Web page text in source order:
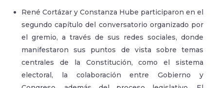
René Cortázar y Constanza Hube participaron en el
segundo capítulo del conversatorio organizado por
el gremio, a través de sus redes sociales, donde
manifestaron sus puntos de vista sobre temas
centrales de la Constitución, como el sistema
electoral, la colaboración entre Gobierno y